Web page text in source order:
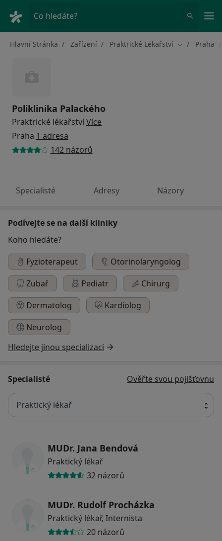
Co hledáte?
Hlavní Stránka Zařízení Praktrické Lékařství Změna města
Praha
Poliklinika Palackého
Praktrické lékařstvíVíce
Praha 1 adresa
142 názorů
Specialisté Adresy Názory
Podívejte se na další kliniky
Koho hledáte?
Fyzioterapeut
Otorinolaryngolog
Zubař
Pediatr
Chirurg
Dermatolog
Kardiolog
Neurolog
Hledejte jinou specializaci
Specialisté Ověřte svou pojišťovnu
Praktický lékař
MUDr. Jana Bendová
Praktický lékař
32 názorů
MUDr. Rudolf Procházka
Praktický lékař, Internista
20 názorů